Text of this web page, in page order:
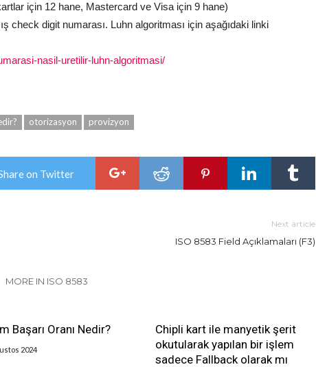
için 12 hane, Mastercard ve Visa için 9 hane)
check digit numarası. Luhn algoritması için aşağıdaki linki
nasil-uretilir-luhn-algoritmasi/
otorizasyon provizyon
on Twitter
Next article
ISO 8583 Field Açıklamaları (F3)
MORE IN ISO 8583
Başarı Oranı Nedir?
2024
Chipli kart ile manyetik şerit
okutularak yapılan bir işlem
sadece Fallback olarak mı